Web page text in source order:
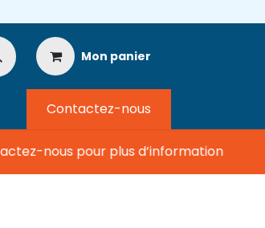
Mon panier
Contactez-nous
nous pour plus d’information